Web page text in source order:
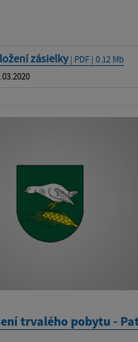
zásielky| PDF | 0.12 Mb
trvalého pobytu -